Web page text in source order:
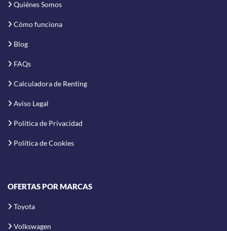
Quiénes Somos
Cómo funciona
Blog
FAQs
Calculadora de Renting
Aviso Legal
Política de Privacidad
Política de Cookies
OFERTAS POR MARCAS
Toyota
Volkswagen